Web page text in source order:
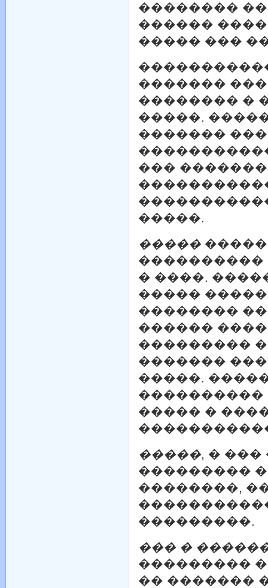
��������
������
����� ���
�������
�������� �
�����.
�������
���
�����.
�����
����������
� ����.
�����
��������
������
���������
�������
�����.
����������
����� �
�����, �
���������
��������,
���������.
��� �
���������
�� �������